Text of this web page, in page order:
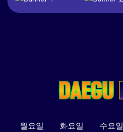
월요일 화요일 수요일